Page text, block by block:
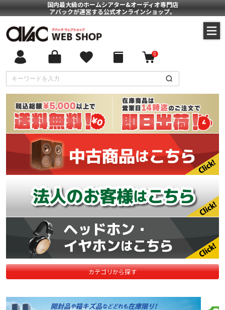
国内最大級のホームシアター&オーディオ専門店
アバックが運営する公式オンラインショップ。
0
カテゴリから探す